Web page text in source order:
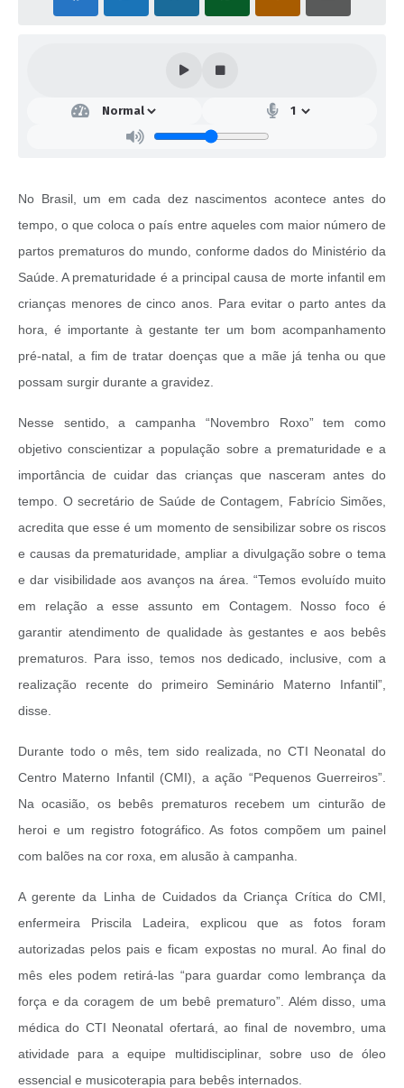
No Brasil, um em cada dez nascimentos acontece antes do
tempo, o que coloca o país entre aqueles com maior número de
partos prematuros do mundo, conforme dados do Ministério da
Saúde. A prematuridade é a principal causa de morte infantil em
crianças menores de cinco anos. Para evitar o parto antes da
hora, é importante à gestante ter um bom acompanhamento
pré-natal, a fim de tratar doenças que a mãe já tenha ou que
possam surgir durante a gravidez.
Nesse sentido, a campanha “Novembro Roxo” tem como
objetivo conscientizar a população sobre a prematuridade e a
importância de cuidar das crianças que nasceram antes do
tempo. O secretário de Saúde de Contagem, Fabrício Simões,
acredita que esse é um momento de sensibilizar sobre os riscos
e causas da prematuridade, ampliar a divulgação sobre o tema
e dar visibilidade aos avanços na área. “Temos evoluído muito
em relação a esse assunto em Contagem. Nosso foco é
garantir atendimento de qualidade às gestantes e aos bebês
prematuros. Para isso, temos nos dedicado, inclusive, com a
realização recente do primeiro Seminário Materno Infantil”,
disse.
Durante todo o mês, tem sido realizada, no CTI Neonatal do
Centro Materno Infantil (CMI), a ação “Pequenos Guerreiros”.
Na ocasião, os bebês prematuros recebem um cinturão de
heroi e um registro fotográfico. As fotos compõem um painel
com balões na cor roxa, em alusão à campanha.
A gerente da Linha de Cuidados da Criança Crítica do CMI,
enfermeira Priscila Ladeira, explicou que as fotos foram
autorizadas pelos pais e ficam expostas no mural. Ao final do
mês eles podem retirá-las “para guardar como lembrança da
força e da coragem de um bebê prematuro”. Além disso, uma
médica do CTI Neonatal ofertará, ao final de novembro, uma
atividade para a equipe multidisciplinar, sobre uso de óleo
essencial e musicoterapia para bebês internados.